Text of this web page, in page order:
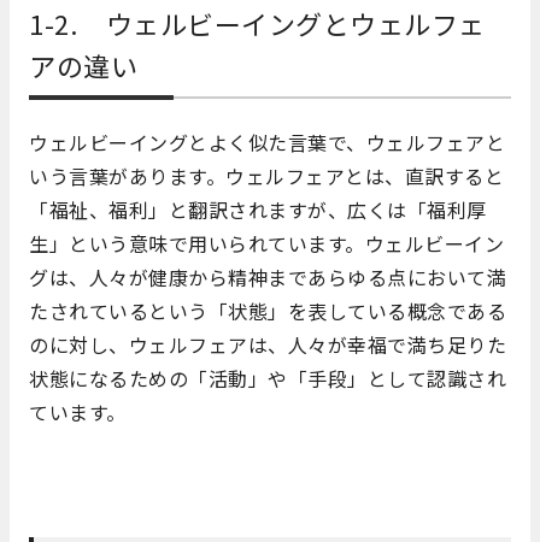
1-2. ウェルビーイングとウェルフェ
アの違い
ウェルビーイングとよく似た言葉で、ウェルフェアと
いう言葉があります。ウェルフェアとは、直訳すると
「福祉、福利」と翻訳されますが、広くは「福利厚
生」という意味で用いられています。ウェルビーイン
グは、人々が健康から精神まであらゆる点において満
たされているという「状態」を表している概念である
のに対し、ウェルフェアは、人々が幸福で満ち足りた
状態になるための「活動」や「手段」として認識され
ています。